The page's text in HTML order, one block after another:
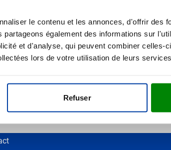
le contenu et les annonces, d'offrir des
également des informations sur
et d'analyse, qui peuvent combiner celles-
lors de votre utilisation de leurs
Refuser
Actions et autre
un collaborateur
fréquentes
d'information